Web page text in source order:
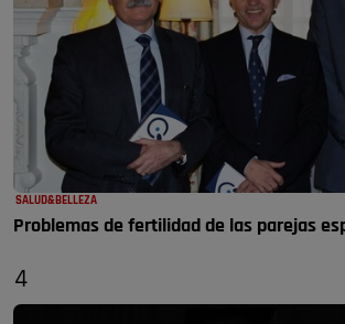
SALUD&BELLEZA
Problemas de fertilidad de las parejas
4